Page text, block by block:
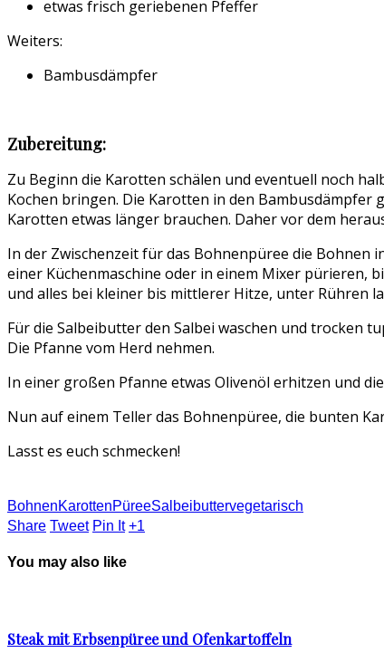
etwas frisch geriebenen Pfeffer
Weiters:
Bambusdämpfer
Zubereitung:
Zu Beginn die Karotten schälen und eventuell noch
Kochen bringen. Die Karotten in den Bambusdämpfer
Karotten etwas länger brauchen. Daher vor dem
In der Zwischenzeit für das Bohnenpüree die Bohnen
einer Küchenmaschine oder in einem Mixer pürieren,
und alles bei kleiner bis mittlerer Hitze, unter Rühren
Für die Salbeibutter den Salbei waschen und trocken
Die Pfanne vom Herd nehmen.
In einer großen Pfanne etwas Olivenöl erhitzen und
Nun auf einem Teller das Bohnenpüree, die bunten
Lasst es euch schmecken!
BohnenKarottenPüreeSalbeibuttervegetarisch
Share Tweet Pin It +1
You may also like
Steak mit Erbsenpüree und Ofenkartoffeln